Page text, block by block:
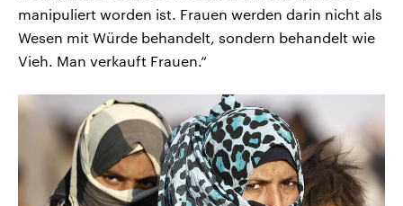
manipuliert worden ist. Frauen werden darin nicht als
Wesen mit Würde behandelt, sondern behandelt wie
Vieh. Man verkauft Frauen.“